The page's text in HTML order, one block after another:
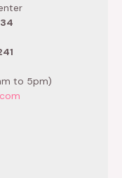
to 5pm)